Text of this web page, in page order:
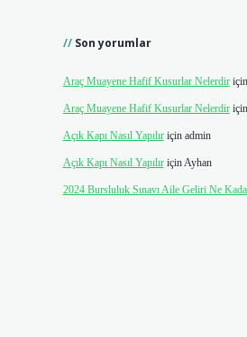
Son yorumlar
Araç Muayene Hafif Kusurlar Nelerdiriçin
Araç Muayene Hafif Kusurlar Nelerdiriçin
Açık Kapı Nasıl Yapılıriçin admin
Açık Kapı Nasıl YapılıriçinAyhan
2024 Bursluluk Sınavı Aile Geliri Ne